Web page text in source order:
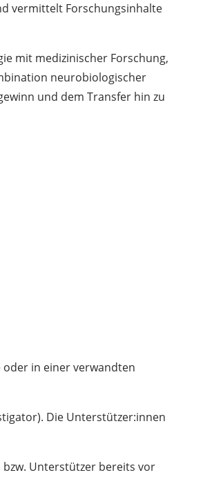
vermittelt Forschungsinhalte
mit medizinischer Forschung,
neurobiologischer
und dem Transfer hin zu
in einer verwandten
Die Unterstützer:innen
Unterstützer bereits vor